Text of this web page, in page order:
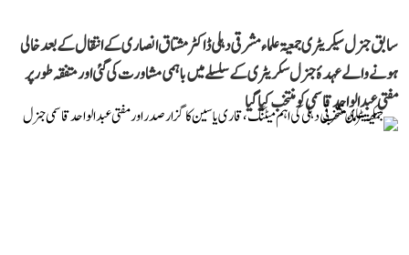
سابق جنرل سیکریٹری جمعیۃ علماء مشرقی دہلی ڈاکٹر مشتاق انصاری کے انتقال کے بعد خالی
ہونے والے عہدۂ جنرل سکریٹری کے سلسلے میں باہمی مشاورت کی گئی اور متفقہ طور پر
مفتی عبد الواحد قاسمی کو منتخب کیا گیا